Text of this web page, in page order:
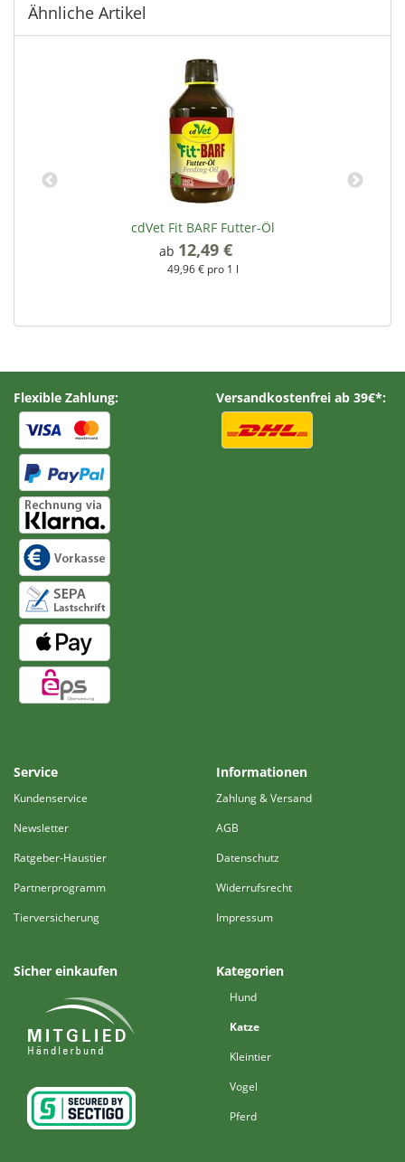
Ähnliche Artikel
cdVet Fit BARF Futter-Öl
ab 12,49 €
49,96 € pro 1 l
Flexible Zahlung: Versandkostenfrei ab 39€*:
Service
Kundenservice
Newsletter
Ratgeber-Haustier
Partnerprogramm
Tierversicherung
Informationen
Zahlung & Versand
AGB
Datenschutz
Widerrufsrecht
Impressum
Sicher einkaufen Kategorien
Hund
Katze
Kleintier
Vogel
Pferd